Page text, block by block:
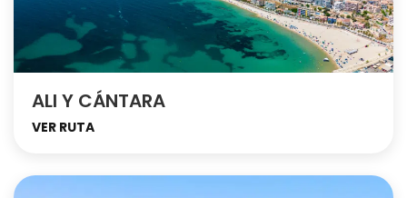
ALI Y CÁNTARA
VER RUTA